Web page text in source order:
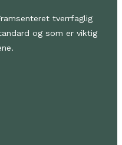
tverrfaglig
og som er viktig